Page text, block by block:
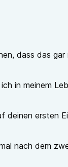
dass das
in meinem
deinen ersten
nach dem